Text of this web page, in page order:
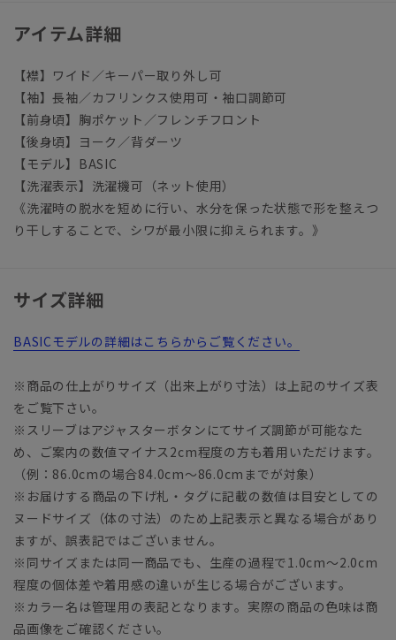
アイテム詳細
【襟】ワイド／キーパー取り外し可
【袖】長袖／カフリンクス使用可・袖口調節可
【前身頃】胸ポケット／フレンチフロント
【後身頃】ヨーク／背ダーツ
【モデル】BASIC
【洗濯表示】洗濯機可（ネット使用）
《洗濯時の脱水を短めに行い、水分を保った状態で形を整えつ
り干しすることで、シワが最小限に抑えられます。》
サイズ詳細
BASICモデルの詳細はこちらからご覧ください。
※商品の仕上がりサイズ（出来上がり寸法）は上記のサイズ表
をご覧下さい。
※スリーブはアジャスターボタンにてサイズ調節が可能なた
め、ご案内の数値マイナス2cm程度の方も着用いただけます。
（例：86.0cmの場合84.0cm～86.0cmまでが対象）
※お届けする商品の下げ札・タグに記載の数値は目安としての
ヌードサイズ（体の寸法）のため上記表示と異なる場合があり
ますが、誤表記ではございません。
※同サイズまたは同一商品でも、生産の過程で1.0cm～2.0cm
程度の個体差や着用感の違いが生じる場合がございます。
※カラー名は管理用の表記となります。実際の商品の色味は商
品画像をご確認ください。